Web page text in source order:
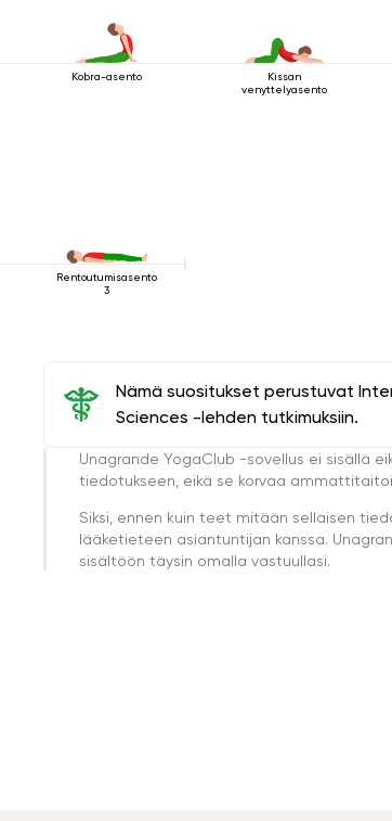
Kobra-asento
Kissan
venyttelyasento
Rentoutumisasento
3
Nämä suositukset perustuvat
Sciences -lehden tutkimuksiin.
Unagrande YogaClub -sovellus ei sisällä
tiedotukseen, eikä se korvaa
Siksi, ennen kuin teet mitään sellaisen
lääketieteen asiantuntijan kanssa.
sisältöön täysin omalla vastuullasi.